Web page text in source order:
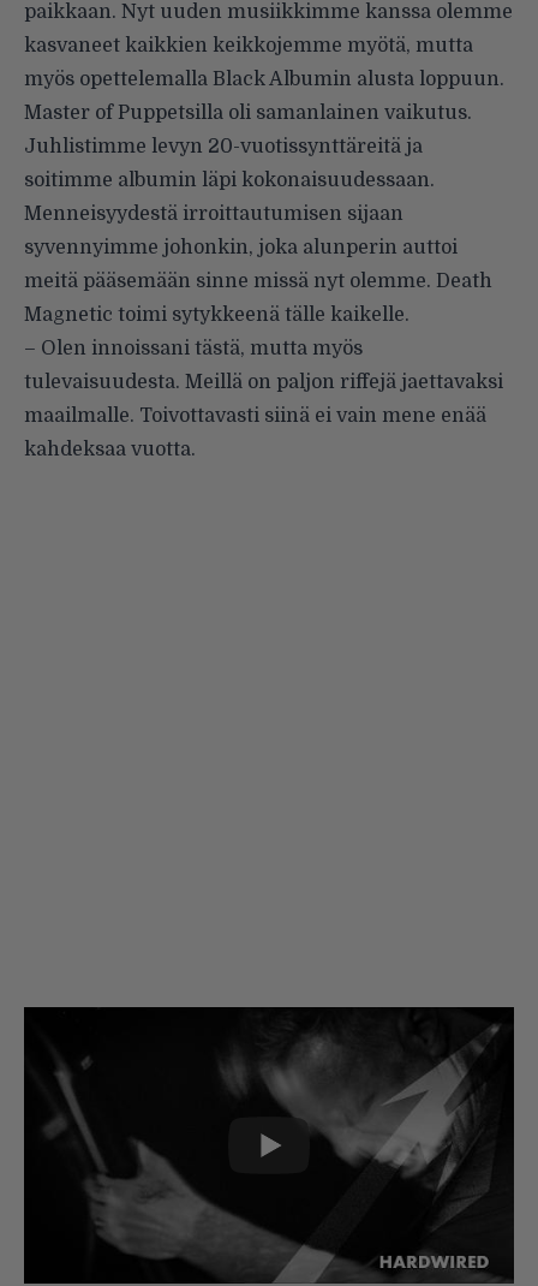
paikkaan. Nyt uuden musiikkimme kanssa olemme
kasvaneet kaikkien keikkojemme myötä, mutta
myös opettelemalla Black Albumin alusta loppuun.
Master of Puppetsilla oli samanlainen vaikutus.
Juhlistimme levyn 20-vuotissynttäreitä ja
soitimme albumin läpi kokonaisuudessaan.
Menneisyydestä irroittautumisen sijaan
syvennyimme johonkin, joka alunperin auttoi
meitä pääsemään sinne missä nyt olemme. Death
Magnetic toimi sytykkeenä tälle kaikelle.
– Olen innoissani tästä, mutta myös
tulevaisuudesta. Meillä on paljon riffejä jaettavaksi
maailmalle. Toivottavasti siinä ei vain mene enää
kahdeksaa vuotta.